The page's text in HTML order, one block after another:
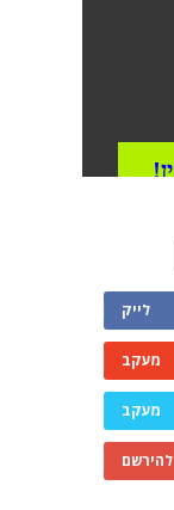
לייק
מעקב
מעקב
להירשם